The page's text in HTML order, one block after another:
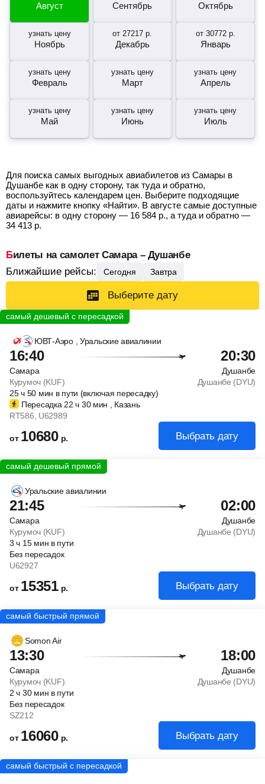
Август Сентябрь Октябрь
узнать цену
Ноябрь
от27217 р.
Декабрь
от 30772р.
Январь
узнать цену
Февраль
узнать цену
Март
узнать цену
Апрель
узнать цену
Май
узнать цену
Июнь
узнать цену
Июль
Для поиска самых выгодных авиабилетов из Самары в
Душанбе как в одну сторону, так туда и обратно,
воспользуйтесь календарем цен. Выберите подходящие
даты и нажмите кнопку «Найти». В августе самые доступные
авиарейсы: в одну сторону — 16 584 р., а туда и обратно —
34 413 р.
Билеты на самолет Самара – Душанбе
Ближайшие рейсы:
Сегодня Завтра
Выберите дату
ЮВТ-Аэро , Уральские авиалинии
16:40 20:30
Самара
Душанбе
Курумоч (KUF)
Душанбе (DYU)
25ч50 мин в пути (включая пересадку)
Пересадка 22ч 30 мин , Казань
RT586 , U62989
от 10680 р. Выбрать дату
Уральские авиалинии
21:45 02:00
Самара
Душанбе
Курумоч (KUF)
Душанбе (DYU)
3ч 15 мин в пути
Без пересадок
U62927
от 15351 р. Выбрать дату
Somon Air
13:30 18:00
Самара
Душанбе
Курумоч (KUF)
Душанбе (DYU)
2ч 30 мин в пути
Без пересадок
SZ212
от 16060 р. Выбрать дату